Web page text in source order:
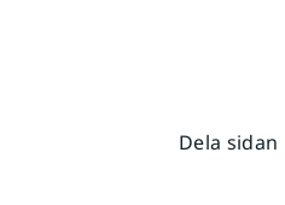
Dela sidan